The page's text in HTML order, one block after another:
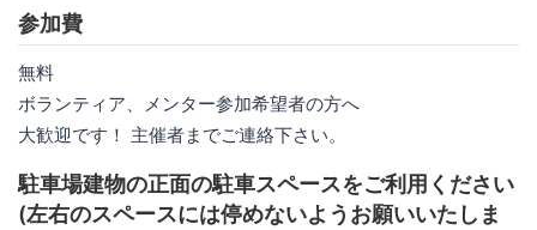
参加費
無料
ボランティア、メンター参加希望者の方へ
大歓迎です！ 主催者までご連絡下さい。
駐車場建物の正面の駐車スペースをご利用ください
(左右のスペースには停めないようお願いいたしま